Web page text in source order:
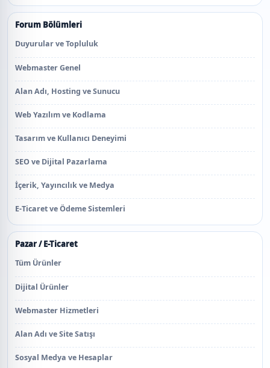
Forum Bölümleri
Duyurular ve Topluluk
Webmaster Genel
Alan Adı, Hosting ve Sunucu
Web Yazılım ve Kodlama
Tasarım ve Kullanıcı Deneyimi
SEO ve Dijital Pazarlama
İçerik, Yayıncılık ve Medya
E-Ticaret ve Ödeme Sistemleri
Pazar / E-Ticaret
Tüm Ürünler
Dijital Ürünler
Webmaster Hizmetleri
Alan Adı ve Site Satışı
Sosyal Medya ve Hesaplar